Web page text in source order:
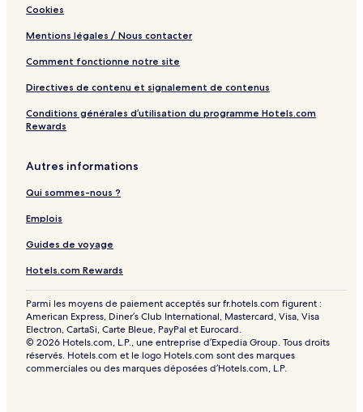
Cookies
Mentions légales / Nous contacter
Comment fonctionne notre site
Directives de contenu et signalement de contenus
Conditions générales d’utilisation du programme Hotels.com
Rewards
Autres informations
Qui sommes-nous ?
Emplois
Guides de voyage
Hotels.com Rewards
Parmi les moyens de paiement acceptés sur fr.hotels.com figurent :
American Express, Diner’s Club International, Mastercard, Visa, Visa
Electron, CartaSi, Carte Bleue, PayPal et Eurocard.
© 2026 Hotels.com, L.P., une entreprise d’Expedia Group. Tous droits
réservés. Hotels.com et le logo Hotels.com sont des marques
commerciales ou des marques déposées d’Hotels.com, L.P.